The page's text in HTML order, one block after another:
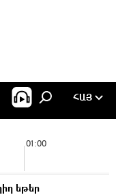
ՀԱՅ
01:00
եթեր